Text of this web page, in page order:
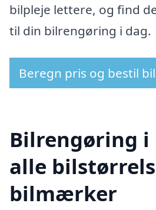
bilpleje lettere, og find
til din bilrengøring i dag.
Beregn pris og bestil
Bilrengøring i
alle
bilmærker